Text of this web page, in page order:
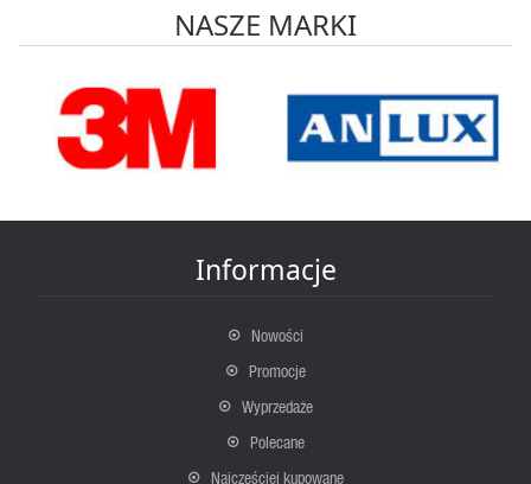
NASZE MARKI
Informacje
Nowości
Promocje
Wyprzedaże
Polecane
Najczęściej kupowane